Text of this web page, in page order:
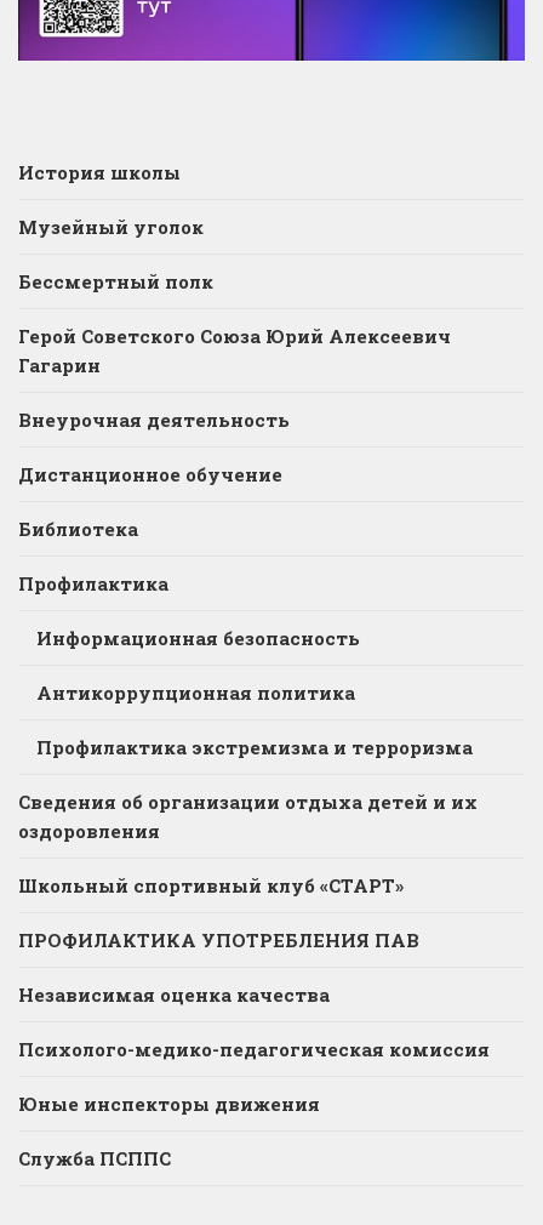
История школы
Музейный уголок
Бессмертный полк
Герой Советского Союза Юрий Алексеевич
Гагарин
Внеурочная деятельность
Дистанционное обучение
Библиотека
Профилактика
Информационная безопасность
Антикоррупционная политика
Профилактика экстремизма и терроризма
Сведения об организации отдыха детей и их
оздоровления
Школьный спортивный клуб «СТАРТ»
ПРОФИЛАКТИКА УПОТРЕБЛЕНИЯ ПАВ
Независимая оценка качества
Психолого-медико-педагогическая комиссия
Юные инспекторы движения
Служба ПСППС